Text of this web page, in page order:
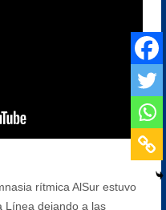
rítmica AlSur estuvo
Línea dejando a las